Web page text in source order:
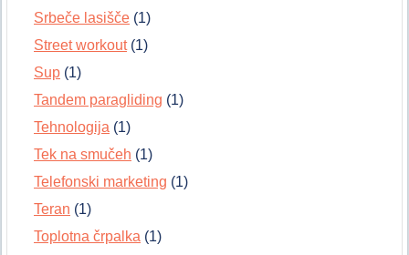
Srbeče lasišče (1)
Street workout(1)
Sup (1)
Tandem paragliding (1)
Tehnologija (1)
Tek na smučeh (1)
Telefonski marketing (1)
Teran (1)
Toplotna črpalka (1)